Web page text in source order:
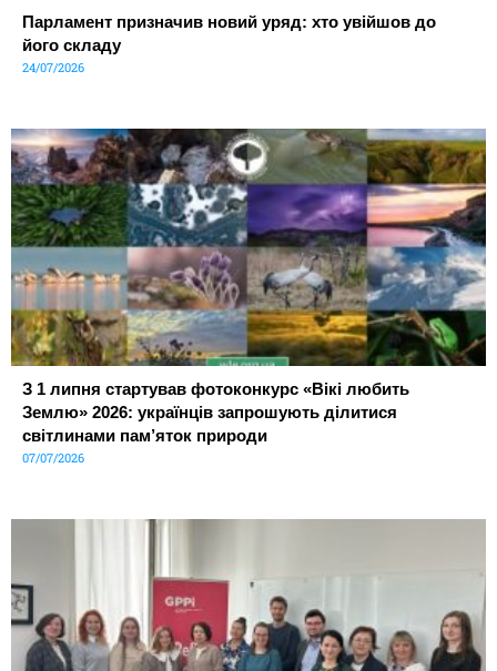
Парламент призначив новий уряд: хто увійшов до
його складу
24/07/2026
З 1 липня стартував фотоконкурс «Вікі любить
Землю» 2026: українців запрошують ділитися
світлинами пам’яток природи
07/07/2026